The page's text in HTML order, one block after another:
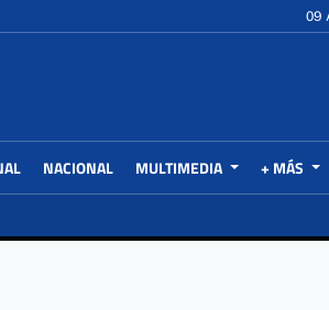
09
NACIONAL MULTIMEDIA + MÁS